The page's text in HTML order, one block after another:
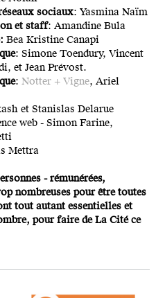
sociaux: Yasmina Naïm
et staff: Amandine Bula
Bea Kristine Canapi
: Simone Toendury, Vincent
et Jean Prévost.
:Notter + Vigne, Ariel
et Stanislas Delarue
web - Simon Farine,
Mettra
- rémunérées,
nombreuses pour être toutes
tout autant essentielles et
pour faire de La Cité ce